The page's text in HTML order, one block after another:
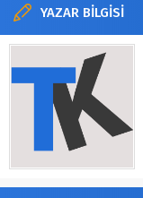
YAZAR BİLGİSİ